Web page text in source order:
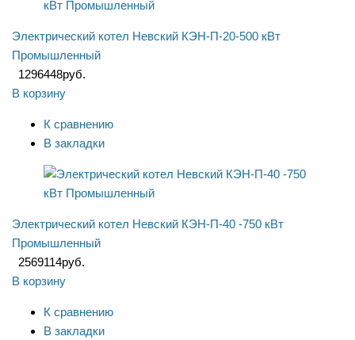
Электрический котел Невский КЭН-П-20-500 кВт
Промышленный
1296448руб.
В корзину
К сравнению
В закладки
Электрический котел Невский КЭН-П-40 -750 кВт
Промышленный
2569114руб.
В корзину
К сравнению
В закладки